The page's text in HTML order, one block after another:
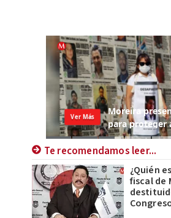
Te recomendamos leer...
¿Quién
fiscal de